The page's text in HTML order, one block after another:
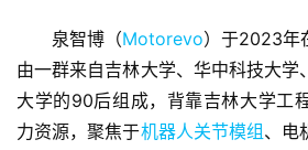
首
页
泉智博（Motorevo）于2023年
由一群来自吉林大学、华中科技大学
大学的90后组成，背靠吉林大学工
力资源，聚焦于机器人关节模组 、电